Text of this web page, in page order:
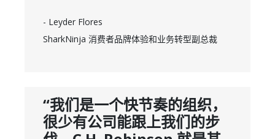
- Leyder Flores
SharkNinja 消费者品牌体验和业务转型副总裁
“我们是一个快节奏的组织，
很少有公司能跟上我们的步